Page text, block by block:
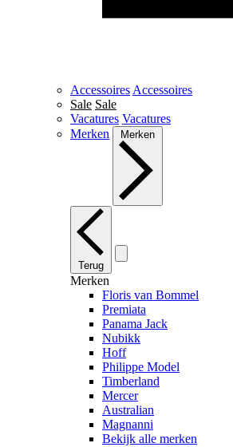
Accessoires Accessoires
Sale Sale
Vacatures Vacatures
Merken
Merken
Terug
Merken
Floris van Bommel
Premiata
Panama Jack
Nubikk
Hoff
Philippe Model
Timberland
Mercer
Australian
Magnanni
Bekijk alle merken